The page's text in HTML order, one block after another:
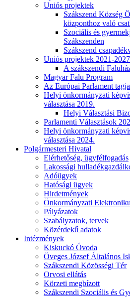
Uniós projektek
Szákszend Község
központhoz való
Szociális és
Szákszenden
Szákszend
Uniós projektek 2021-2027
A szákszendi
Magyar Falu Program
Az Európai Parlament
Helyi önkormányzati
választása 2019.
Helyi Választási
Parlamenti Választások
Helyi önkormányzati
választása 2024.
Polgármesteri Hivatal
Elérhetőség, ügyfélfogadás
Lakossági
Adóügyek
Hatósági ügyek
Hirdetmények
Önkormányzati
Pályázatok
Szabályzatok, tervek
Közérdekű adatok
Intézmények
Kiskuckó Óvoda
Öveges József Általános
Szákszendi Közösségi Tér
Orvosi ellátás
Körzeti megbízott
Szákszendi Szociális és